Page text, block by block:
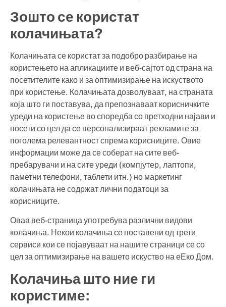
Зошто се користат
колачињата?
Колачињата се користат за подобро разбирање на
користењето на апликациите и веб-сајтот од страна на
посетителите како и за оптимизирање на искуството
при користење. Колачињата дозволуваат, на страната
која што ги поставува, да препознаваат корисничките
уреди на користење во споредба со претходни најави и
посети со цел да се персонализираат рекламите за
поголема релевантност спрема корисниците. Овие
информации може да се соберат на сите веб-
пребарувачи и на сите уреди (компјутер, лаптопи,
паметни телефони, таблети итн.) но маркетинг
колачињата не содржат лични податоци за
корисниците.
Оваа веб-страница употребува различни видови
колачиња. Некои колачиња се поставени од трети
сервиси кои се појавуваат на нашите страници се со
цел за оптимизирање на вашето искуство на еЕко Дом.
Колачиња што ние ги
користиме: